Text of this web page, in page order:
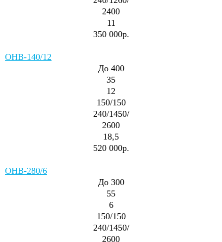
2400
11
350 000р.
ОНВ-140/12
До 400
35
12
150/150
240/1450/
2600
18,5
520 000р.
ОНВ-280/6
До 300
55
6
150/150
240/1450/
2600